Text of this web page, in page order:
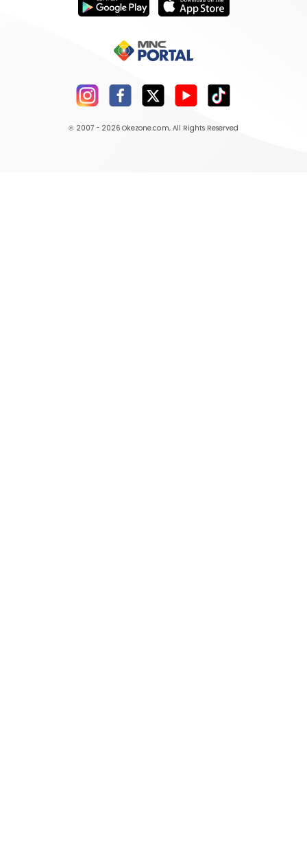
© 2007 - 2026 Okezone.com, All Rights Reserved